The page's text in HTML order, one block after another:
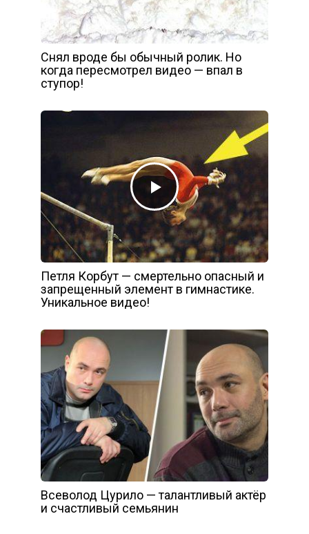
Снял вроде бы обычный ролик. Но
когда пересмотрел видео — впал в
ступор!
Петля Корбут — смертельно опасный и
запрещенный элемент в гимнастике.
Уникальное видео!
Всеволод Цурило — талантливый актёр
и счастливый семьянин